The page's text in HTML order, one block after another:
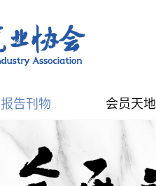
报告刊物 会员天地